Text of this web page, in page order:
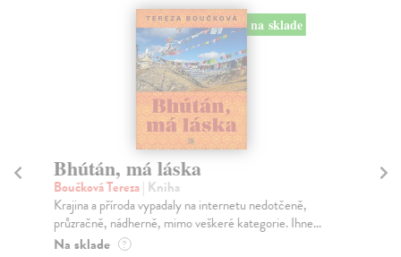
na sklade
Bhútán, má láska
Boučková Tereza| Kniha
Krajina a příroda vypadaly na internetu nedotčeně,
průzračně, nádherně, mimo veškeré kategorie. Ihne...
Na sklade ?